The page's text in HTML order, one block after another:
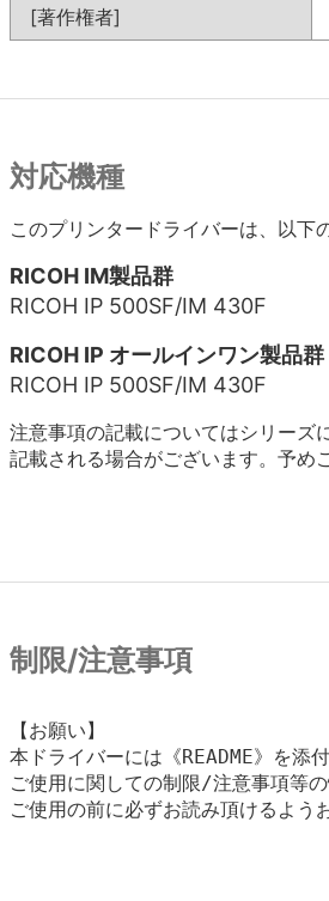
[著作権者]
対応機種
このプリンタードライバーは、以下
RICOH IM製品群
RICOH IP 500SF/IM 430F
RICOH IP オールインワン製品群
RICOH IP 500SF/IM 430F
注意事項の記載についてはシリーズ
記載される場合がございます。予め
制限/注意事項
【お願い】
本ドライバーには《README》を添
ご使用に関しての制限/注意事項等
ご使用の前に必ずお読み頂けるよう